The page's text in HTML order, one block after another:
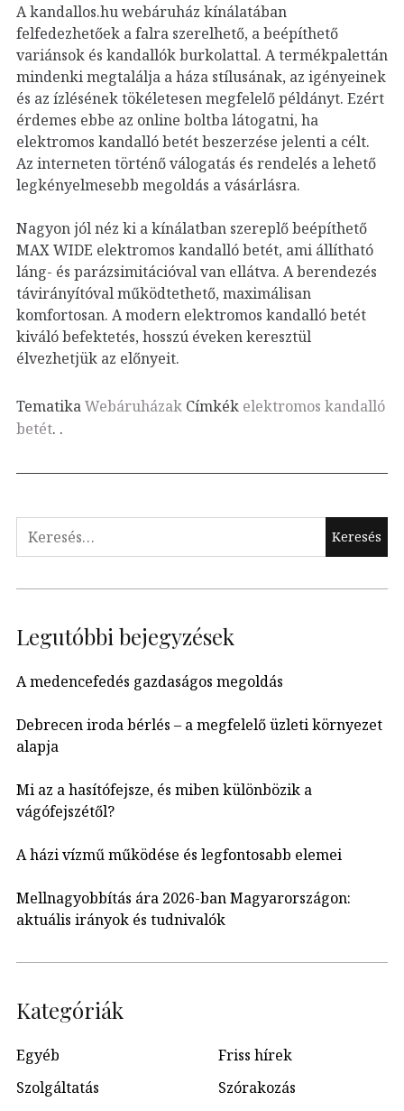
A kandallos.hu webáruház kínálatában
felfedezhetőek a falra szerelhető, a beépíthető
variánsok és kandallók burkolattal. A termékpalettán
mindenki megtalálja a háza stílusának, az igényeinek
és az ízlésének tökéletesen megfelelő példányt. Ezért
érdemes ebbe az online boltba látogatni, ha
elektromos kandalló betét beszerzése jelenti a célt.
Az interneten történő válogatás és rendelés a lehető
legkényelmesebb megoldás a vásárlásra.
Nagyon jól néz ki a kínálatban szereplő beépíthető
MAX WIDE elektromos kandalló betét, ami állítható
láng- és parázsimitációval van ellátva. A berendezés
távirányítóval működtethető, maximálisan
komfortosan. A modern elektromos kandalló betét
kiváló befektetés, hosszú éveken keresztül
élvezhetjük az előnyeit.
TematikaWebáruházak Címkék elektromos kandalló
betét. .
Keresés:
Legutóbbi bejegyzések
A medencefedés gazdaságos megoldás
Debrecen iroda bérlés – a megfelelő üzleti környezet
alapja
Mi az a hasítófejsze, és miben különbözik a
vágófejszétől?
A házi vízmű működése és legfontosabb elemei
Mellnagyobbítás ára 2026-ban Magyarországon:
aktuális irányok és tudnivalók
Kategóriák
Egyéb
Friss hírek
Szolgáltatás
Szórakozás